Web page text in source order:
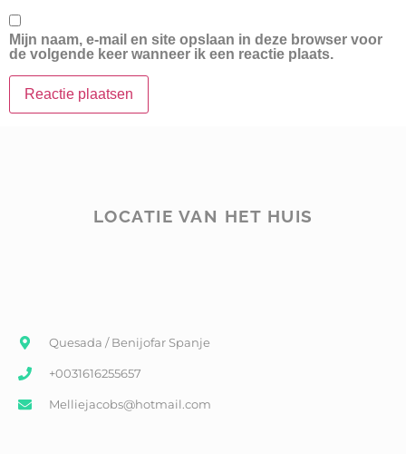
Mijn naam, e-mail en site opslaan in deze browser voor
de volgende keer wanneer ik een reactie plaats.
LOCATIE VAN HET HUIS
Quesada / Benijofar Spanje
+0031616255657
Melliejacobs@hotmail.com